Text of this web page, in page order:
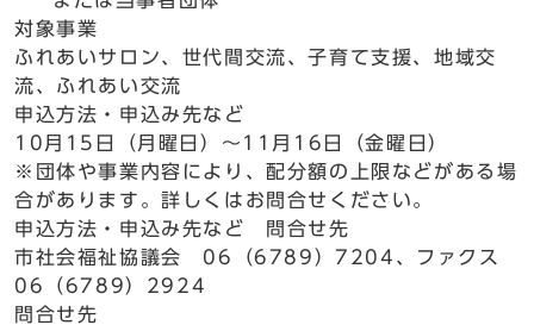
対象事業
ふれあいサロン、世代間交流、子育て支援、地域交
流、ふれあい交流
申込方法・申込み先など
10月15日（月曜日）～11月16日（金曜日）
※団体や事業内容により、配分額の上限などがある場
合があります。詳しくはお問合せください。
申込方法・申込み先など 問合せ先
市社会福祉協議会 06（6789）7204、ファクス
06（6789）2924
問合せ先